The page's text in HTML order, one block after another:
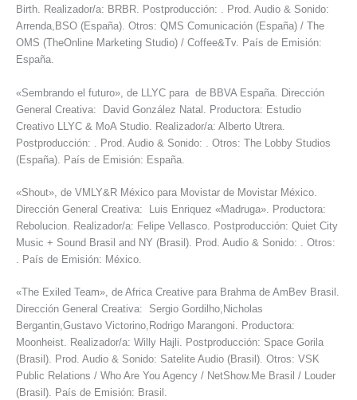
Birth. Realizador/a: BRBR. Postproducción: . Prod. Audio & Sonido:
Arrenda,BSO (España). Otros: QMS Comunicación (España) / The
OMS (TheOnline Marketing Studio) / Coffee&Tv. País de Emisión:
España.
«Sembrando el futuro», de LLYC para de BBVA España. Dirección
General Creativa: David González Natal. Productora: Estudio
Creativo LLYC & MoA Studio. Realizador/a: Alberto Utrera.
Postproducción: . Prod. Audio & Sonido: . Otros: The Lobby Studios
(España). País de Emisión: España.
«Shout», de VMLY&R México para Movistar de Movistar México.
Dirección General Creativa: Luis Enriquez «Madruga». Productora:
Rebolucion. Realizador/a: Felipe Vellasco. Postproducción: Quiet City
Music + Sound Brasil and NY (Brasil). Prod. Audio & Sonido: . Otros:
. País de Emisión: México.
«The Exiled Team», de Africa Creative para Brahma de AmBev Brasil.
Dirección General Creativa: Sergio Gordilho,Nicholas
Bergantin,Gustavo Victorino,Rodrigo Marangoni. Productora:
Moonheist. Realizador/a: Willy Hajli. Postproducción: Space Gorila
(Brasil). Prod. Audio & Sonido: Satelite Audio (Brasil). Otros: VSK
Public Relations / Who Are You Agency / NetShow.Me Brasil / Louder
(Brasil). País de Emisión: Brasil.